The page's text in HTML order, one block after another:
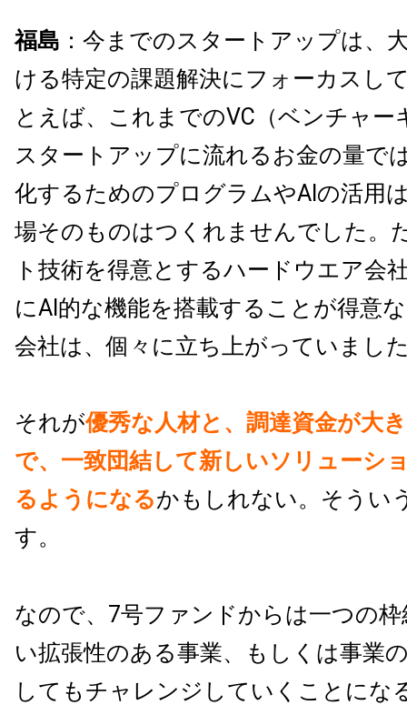
福島 ：今までのスタートアップは、
ける特定の課題解決にフォーカスし
とえば、これまでのVC（ベンチャー
スタートアップに流れるお金の量で
化するためのプログラムやAIの活用
場そのものはつくれませんでした。
ト技術を得意とするハードウエア会
にAI的な機能を搭載することが得意
会社は、個々に立ち上がっていまし
それが優秀な人材と、調達資金が大
で、一致団結して新しいソリューシ
るようになるかもしれない。そうい
す。
なので、7号ファンドからは一つの
い拡張性のある事業、もしくは事業
してもチャレンジしていくことにな